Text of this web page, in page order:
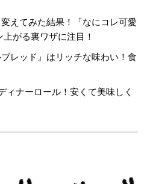
えてみた結果！「なにコレ可愛
がる裏ワザに注目！
レッド』はリッチな味わい！食
ィナーロール！安くて美味しく